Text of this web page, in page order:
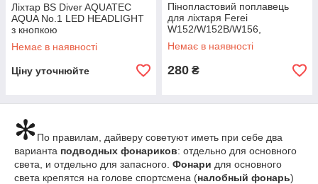
Ліхтар BS Diver AQUATEC
AQUA No.1 LED HEADLIGHT
з кнопкою
Немає в наявності
Ціну уточнюйте
Пінопластовий поплавець
для ліхтаря Ferei
W152/W152B/W156,
універсальний компенсатор
плавучості, поплавок для
Немає в наявності
280 ₴
По правилам, дайверу советуют иметь при себе два
варианта подводных фонариков: отдельно для основного
света, и отдельно для запасного. Фонари для основного
света крепятся на голове спортсмена (налобный фонарь)